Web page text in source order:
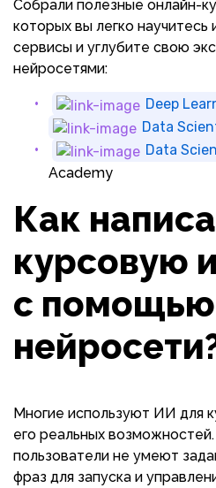
Собрали полезные онлайн-
которых вы легко научитесь
сервисы и углубите свою
нейросетями:
Deep
Data
Data
Academy
Как
курсовую
с помощью
Многие используют ИИ для
его реальных
пользователи не умеют
фраз для запуска и